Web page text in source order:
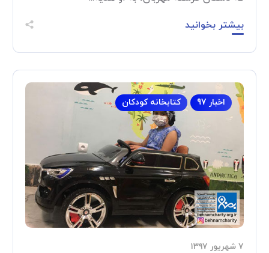
بیشتر بخوانید
اخبار 97 کتابخانه کودکان
۷ شهریور ۱۳۹۷